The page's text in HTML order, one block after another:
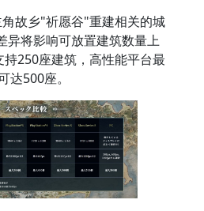
故乡"祈愿谷"重建相关的城
异将影响可放置建筑数量上
250座建筑，高性能平台最
达500座。